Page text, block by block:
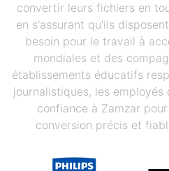
convertir leurs fichiers en
en s'assurant qu'ils
besoin pour le travail à
mondiales et des
établissements éducatifs
journalistiques, les
confiance à Zamzar
conversion précis et